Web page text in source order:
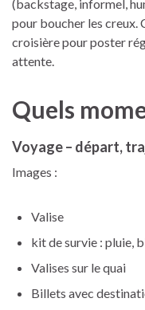
(backstage, informel,
pour boucher les creux.
croisière pour poster
attente.
Quels
Voyage – départ,
Images :
Valise
kit de survie : pluie,
Valises sur le quai
Billets avec